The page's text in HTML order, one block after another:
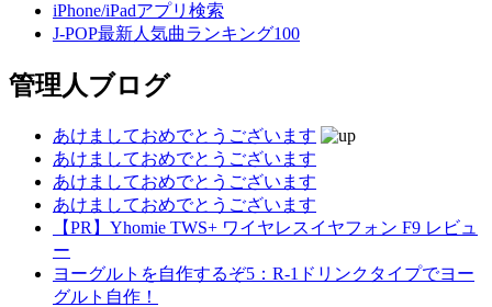
iPhone/iPadアプリ検索
J-POP最新人気曲ランキング100
管理人ブログ
あけましておめでとうございます
あけましておめでとうございます
あけましておめでとうございます
あけましておめでとうございます
【PR】Yhomie TWS+ ワイヤレスイヤフォン F9 レビュ
ー
ヨーグルトを自作するぞ5：R-1ドリンクタイプでヨー
グルト自作！